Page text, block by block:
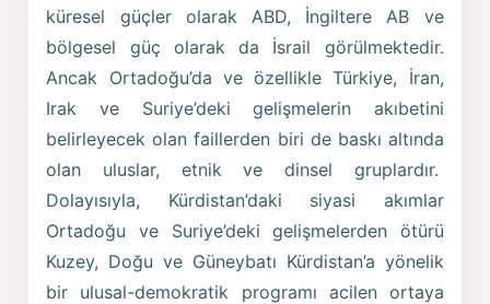
küresel güçler olarak ABD, İngiltere AB ve
bölgesel güç olarak da İsrail görülmektedir.
Ancak Ortadoğu’da ve özellikle Türkiye, İran,
Irak ve Suriye’deki gelişmelerin akıbetini
belirleyecek olan faillerden biri de baskı altında
olan uluslar, etnik ve dinsel gruplardır.
Dolayısıyla, Kürdistan’daki siyasi akımlar
Ortadoğu ve Suriye’deki gelişmelerden ötürü
Kuzey, Doğu ve Güneybatı Kürdistan’a yönelik
bir ulusal-demokratik programı acilen ortaya